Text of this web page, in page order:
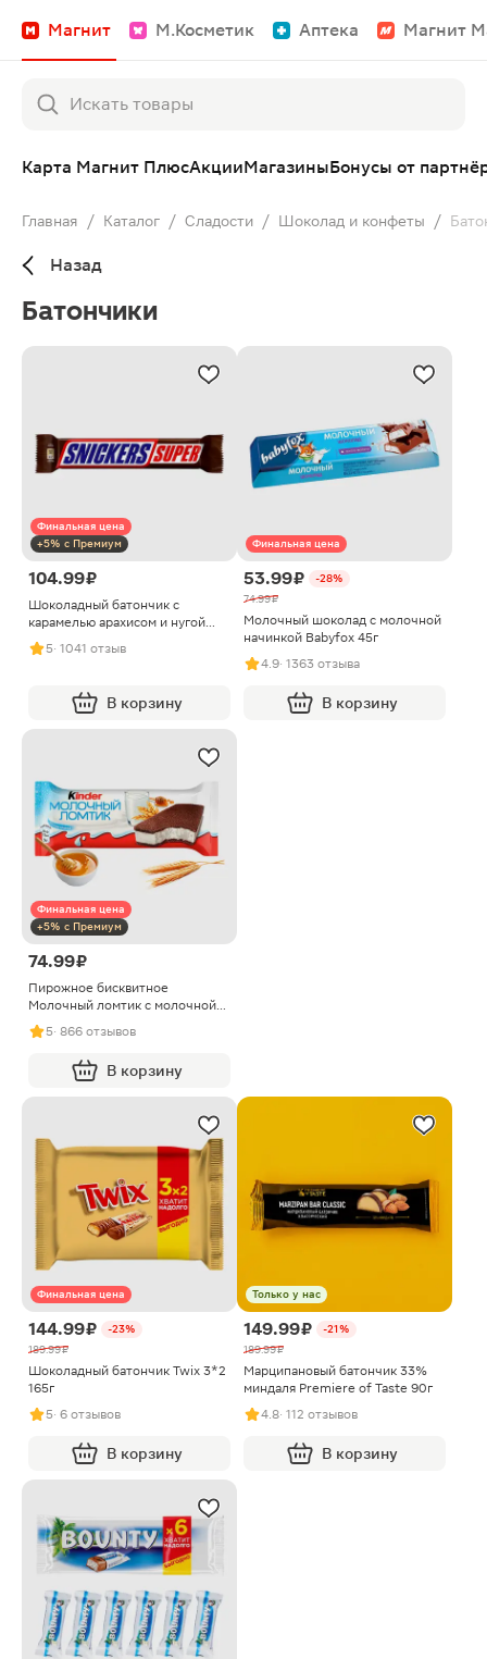
Магнит М.Косметик Аптека Магнит
Карта Магнит ПлюсАкцииМагазиныБонусы от
Главная / Каталог / Сладости / Шоколад и конфеты /
Назад
Батончики
Финальная цена
+5% с Премиум
104.99 ₽
Шоколадный батончик с
карамелью арахисом и нугой
Snickers Super 80г в
ассортименте
5· 1041 отзыв
В корзину
Финальная цена
53.99 ₽
-28%
74.99 ₽
Молочный шоколад с молочной
начинкой Babyfox 45г
4.9· 1363 отзыва
В корзину
Финальная цена
+5% с Премиум
74.99 ₽
Пирожное бисквитное
Молочный ломтик с молочной
начинкой Kinder 28г
5· 866 отзывов
В корзину
Финальная цена
144.99 ₽
-23%
189.99 ₽
Шоколадный батончик Twix 3*2
165г
5· 6 отзывов
В корзину
Только у нас
149.99 ₽
-21%
189.99 ₽
Марципановый батончик 33%
миндаля Premiere of Taste 90г
4.8· 112 отзывов
В корзину